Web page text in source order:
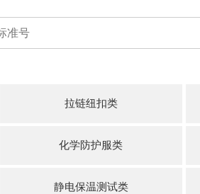
拉链纽扣类
化学防护服类
静电保温测试类